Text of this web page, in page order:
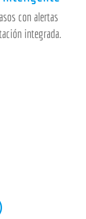
con alertas
integrada.